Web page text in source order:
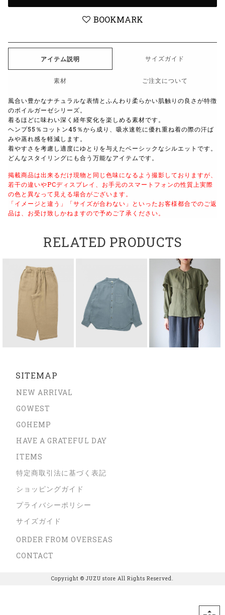
BOOKMARK
アイテム説明 サイズガイド
素材 ご注文について
風合い豊かなナチュラルな表情とふんわり柔らかい肌触りの良さが特徴
のボイルガーゼシリーズ。
着るほどに味わい深く経年変化を楽しめる素材です。
ヘンプ55％コットン45％から成り、吸水速乾に優れ重ね着の際の汗ば
みや蒸れ感を軽減します。
着やすさを考慮し適度にゆとりを与えたベーシックなシルエットです。
どんなスタイリングにも合う万能なアイテムです。
掲載商品は出来るだけ現物と同じ色味になるよう撮影しておりますが、
若干の違いやPCディスプレイ、お手元のスマートフォンの性質上実際
の色と異なって見える場合がございます。
「イメージと違う」「サイズが合わない」といったお客様都合でのご返
品は、お受け致しかねますので予めご了承ください。
RELATED PRODUCTS
SITEMAP
NEW ARRIVAL
GOWEST
GOHEMP
HAVE A GRATEFUL DAY
ITEMS
特定商取引法に基づく表記
ショッピングガイド
プライバシーポリシー
サイズガイド
ORDER FROM OVERSEAS
CONTACT
Copyright © JUZU store All Rights Reserved.